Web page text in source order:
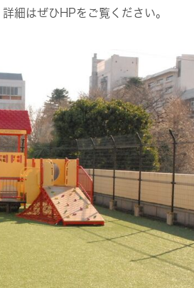
細はぜひHPをご覧ください。